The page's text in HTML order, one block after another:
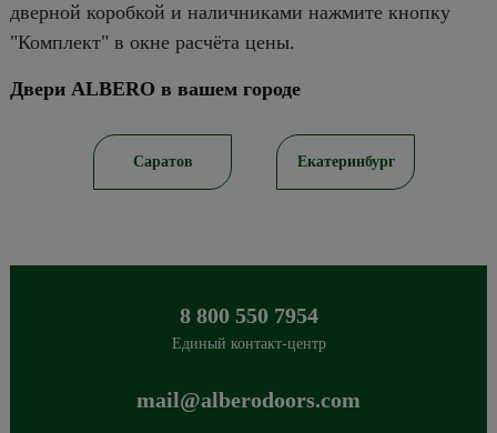
дверной коробкой и наличниками нажмите кнопку
"Комплект" в окне расчёта цены.
Двери ALBERO в вашем городе
Саратов Екатеринбург
8 800 550 7954
Единый контакт-центр
mail@alberodoors.com